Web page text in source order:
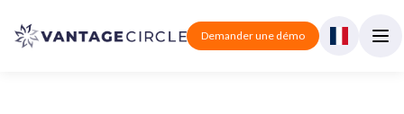
Demander une démo